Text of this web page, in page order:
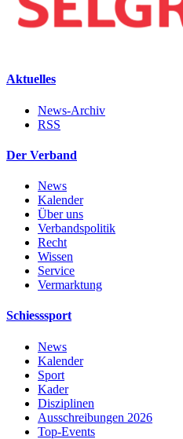
Aktuelles
News-Archiv
RSS
Der Verband
News
Kalender
Über uns
Verbandspolitik
Recht
Wissen
Service
Vermarktung
Schiesssport
News
Kalender
Sport
Kader
Disziplinen
Ausschreibungen 2026
Top-Events